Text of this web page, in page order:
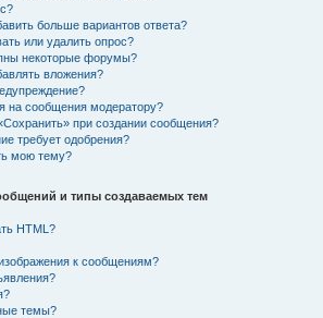
больше вариантов ответа?
или удалить опрос?
некоторые форумы?
вложения?
на сообщения модератору?
при создании сообщения?
требует одобрения?
мою тему?
и типы создаваемых тем
HTML?
к сообщениям?
темы?